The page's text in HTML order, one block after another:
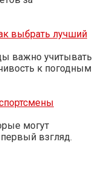
выбрать лучший
важно учитывать
к погодным
могут
взгляд.